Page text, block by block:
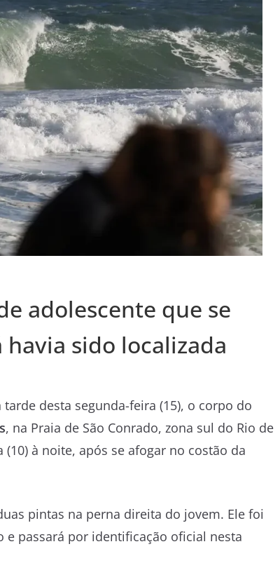
adolescente que se
sido localizada
desta segunda-feira (15), o corpo do
, na Praia de São Conrado, zona sul do Rio de
à noite, após se afogar no costão da
pintas na perna direita do jovem. Ele foi
e passará por identificação oficial nesta